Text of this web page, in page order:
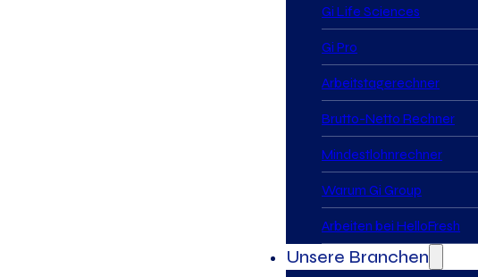
Gi Life Sciences
Gi Pro
Arbeitstagerechner
Brutto-Netto Rechner
Mindestlohnrechner
Warum Gi Group
Arbeiten bei HelloFresh
Unsere Branchen